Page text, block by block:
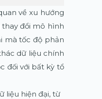
về xu hướng
đổi mô hình
mà tốc độ phản
dữ liệu chính
đối với bất kỳ tổ
liệu hiện đại, từ